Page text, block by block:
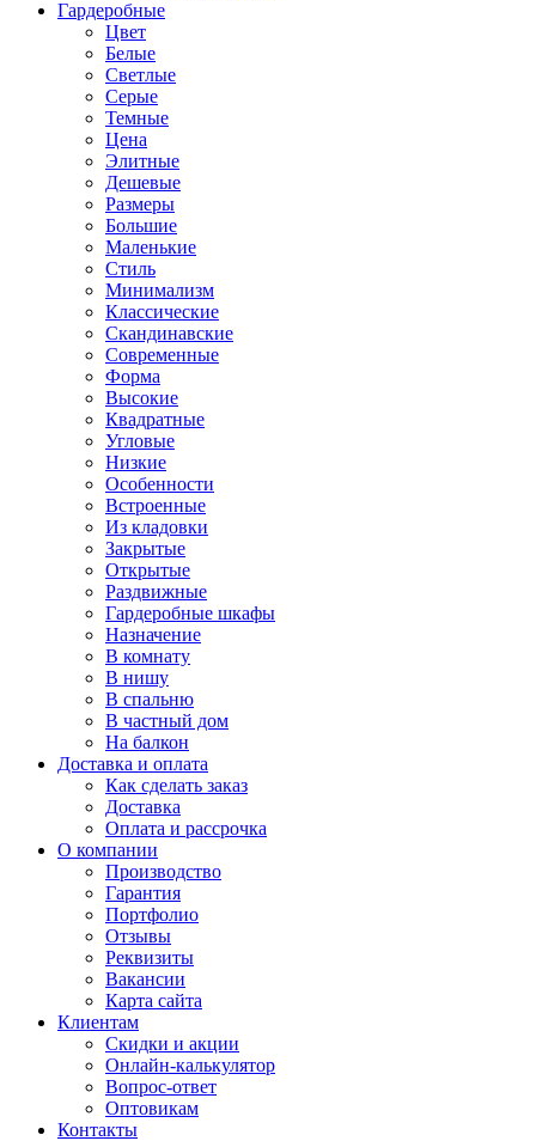
Гардеробные
Цвет
Белые
Светлые
Серые
Темные
Цена
Элитные
Дешевые
Размеры
Большие
Маленькие
Стиль
Минимализм
Классические
Скандинавские
Современные
Форма
Высокие
Квадратные
Угловые
Низкие
Особенности
Встроенные
Из кладовки
Закрытые
Открытые
Раздвижные
Гардеробные шкафы
Назначение
В комнату
В нишу
В спальню
В частный дом
На балкон
Доставка и оплата
Как сделать заказ
Доставка
Оплата и рассрочка
О компании
Производство
Гарантия
Портфолио
Отзывы
Реквизиты
Вакансии
Карта сайта
Клиентам
Скидки и акции
Онлайн-калькулятор
Вопрос-ответ
Оптовикам
Контакты